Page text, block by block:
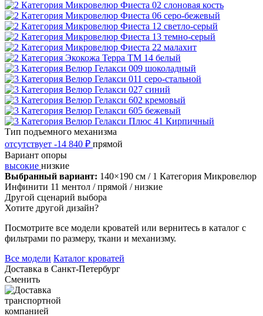
Тип подъемного механизма
отсутствует -14 840 ₽ прямой
Вариант опоры
высокие низкие
Выбранный вариант: 140×190 см / 1 Категория Микровелюр
Инфинити 11 ментол / прямой / низкие
Другой сценарий выбора
Хотите другой дизайн?
Посмотрите все модели кроватей или вернитесь в каталог с
фильтрами по размеру, ткани и механизму.
Все модели Каталог кроватей
Доставка в Санкт-Петербург
Сменить